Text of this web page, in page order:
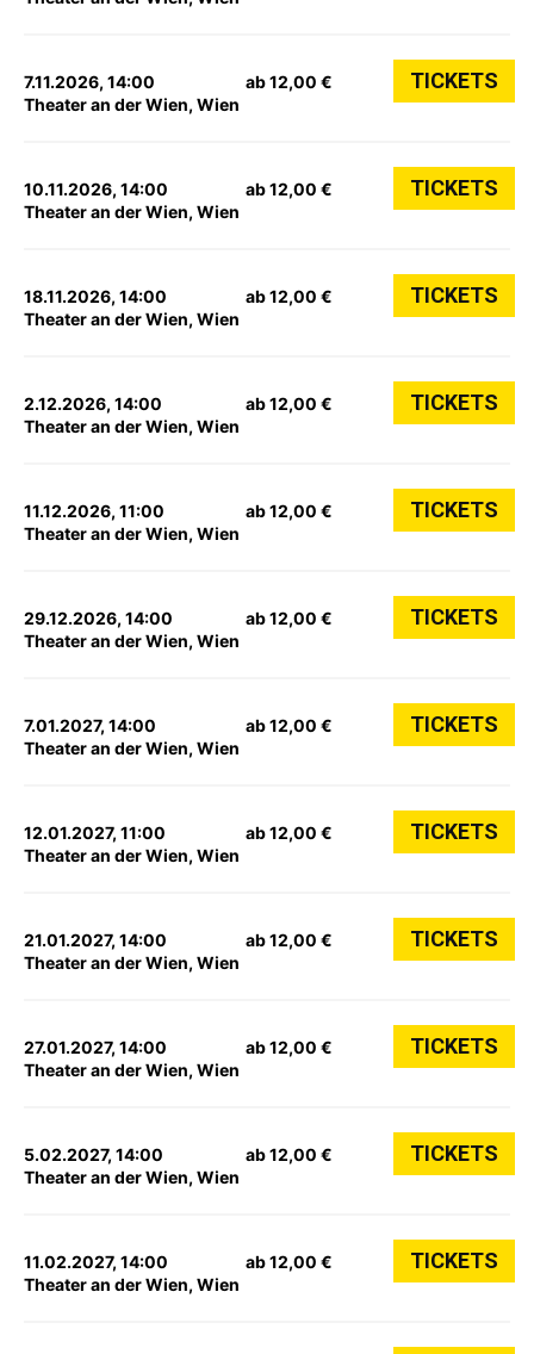
7.11.2026, 14:00
Theater an der Wien, Wien
ab 12,00 € TICKETS
10.11.2026, 14:00
Theater an der Wien, Wien
ab 12,00 € TICKETS
18.11.2026, 14:00
Theater an der Wien, Wien
ab 12,00 € TICKETS
2.12.2026, 14:00
Theater an der Wien, Wien
ab 12,00 € TICKETS
11.12.2026, 11:00
Theater an der Wien, Wien
ab 12,00 € TICKETS
29.12.2026, 14:00
Theater an der Wien, Wien
ab 12,00 € TICKETS
7.01.2027, 14:00
Theater an der Wien, Wien
ab 12,00 € TICKETS
12.01.2027, 11:00
Theater an der Wien, Wien
ab 12,00 € TICKETS
21.01.2027, 14:00
Theater an der Wien, Wien
ab 12,00 € TICKETS
27.01.2027, 14:00
Theater an der Wien, Wien
ab 12,00 € TICKETS
5.02.2027, 14:00
Theater an der Wien, Wien
ab 12,00 € TICKETS
11.02.2027, 14:00
Theater an der Wien, Wien
ab 12,00 € TICKETS